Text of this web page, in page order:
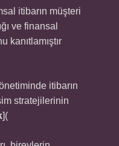
itibarın müşteri
ve finansal
kanıtlamıştır
itibarın
stratejilerinin
](